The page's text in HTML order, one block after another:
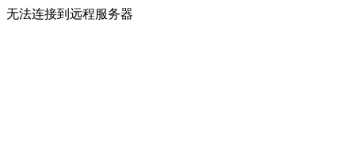
无法连接到远程服务器